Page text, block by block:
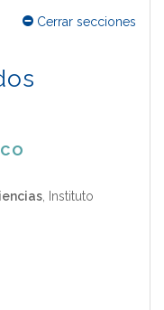
Cerrar secciones
, Instituto